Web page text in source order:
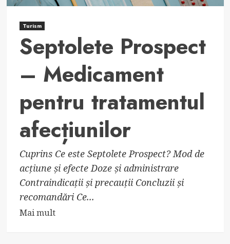
Turism
Septolete Prospect
– Medicament
pentru tratamentul
afecțiunilor
Cuprins Ce este Septolete Prospect? Mod de
acțiune și efecte Doze și administrare
Contraindicații și precauții Concluzii și
recomandări Ce...
Mai multRead